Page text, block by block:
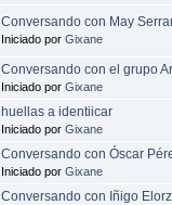
Conversando con May
Iniciado porGixane
Conversando con el grupo
Iniciado porGixane
huellas a identiicar
Iniciado porGixane
Conversando con Óscar
Iniciado porGixane
Conversando con Iñigo